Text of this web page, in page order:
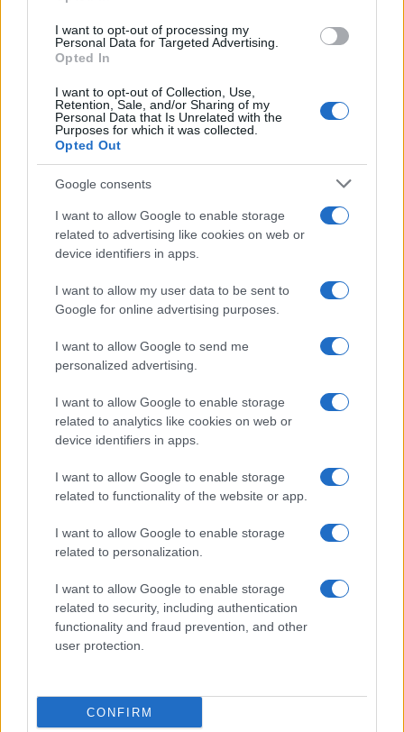
consent section.
I want to opt-out of processing my
Personal Data for Targeted Advertising.
Opted In
I want to opt-out of Collection, Use,
Retention, Sale, and/or Sharing of my
Personal Data that Is Unrelated with the
Purposes for which it was collected.
Opted Out
Google consents
I want to allow Google to enable storage
related to advertising like cookies on web or
device identifiers in apps.
I want to allow my user data to be sent to
Google for online advertising purposes.
I want to allow Google to send me
personalized advertising.
I want to allow Google to enable storage
related to analytics like cookies on web or
device identifiers in apps.
I want to allow Google to enable storage
related to functionality of the website or app.
I want to allow Google to enable storage
related to personalization.
I want to allow Google to enable storage
related to security, including authentication
functionality and fraud prevention, and other
user protection.
CONFIRM
CHI SIAMO CONTATTI PUBBLICITÀ LAVORA CON NOI
OTTO CHANNEL
Iscritto al Registro degli Operatori di Comunicazione n. 37512
© Riproduzione Riservata – Ne è consentita esclusivamente una